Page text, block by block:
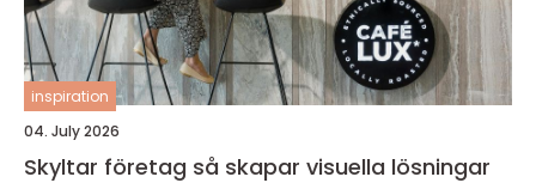
inspiration
04. July 2026
Skyltar företag så skapar visuella lösningar